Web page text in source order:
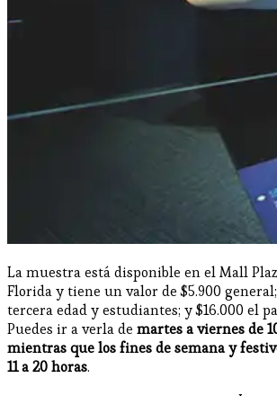
La muestra está disponible en el Mall
Florida y tiene un valor de $5.900
tercera edad y estudiantes; y $16.000 el
Puedes ir a verla de martes a viernes de
mientras que los fines de semana y
11 a 20 horas.